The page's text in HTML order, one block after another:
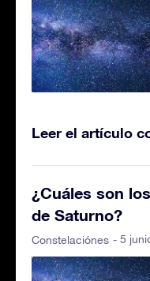
Leer el artículo
¿Cuáles son
de Saturno?
Constelaciónes - 5